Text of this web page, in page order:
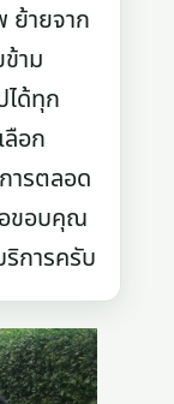
ย้ายจาก
าม
ได้ทุก
อก
ารตลอด
ขอบคุณ
ริการครับ